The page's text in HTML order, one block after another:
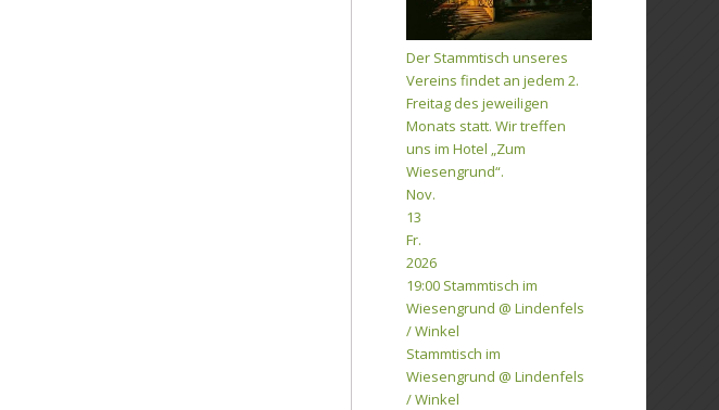
Der Stammtisch unseres
Vereins findet an jedem 2.
Freitag des jeweiligen
Monats statt. Wir treffen
uns im Hotel „Zum
Wiesengrund“.
Nov.
13
Fr.
2026
19:00 Stammtisch im
Wiesengrund @ Lindenfels
/ Winkel
Stammtisch im
Wiesengrund @ Lindenfels
/ Winkel